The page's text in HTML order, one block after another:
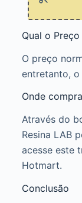
Qual o
O preço
entretanto, o
Onde
Através do
Resina LAB
acesse este
Hotmart.
Conclusão